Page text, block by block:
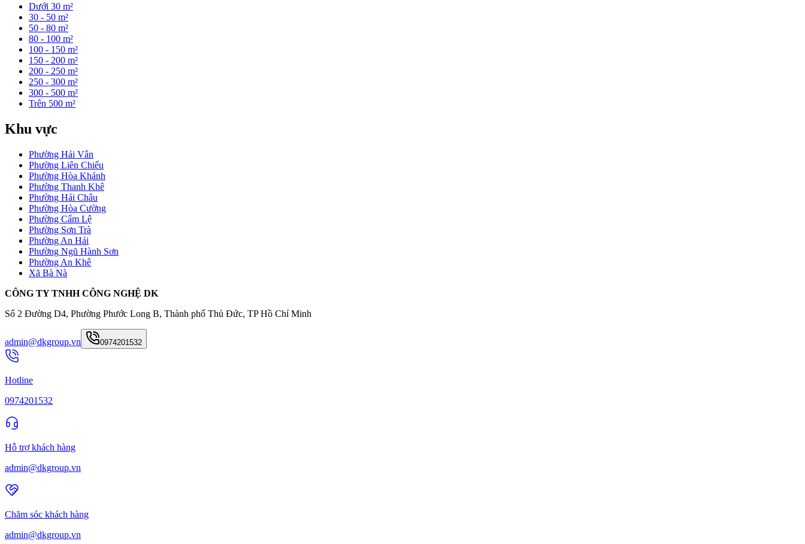
Dưới 30 m²
30 - 50 m²
50 - 80 m²
80 - 100 m²
100 - 150 m²
150 - 200 m²
200 - 250 m²
250 - 300 m²
300 - 500 m²
Trên 500 m²
Khu vực
Phường Hải Vân
Phường Liên Chiểu
Phường Hòa Khánh
Phường Thanh Khê
Phường Hải Châu
Phường Hòa Cường
Phường Cẩm Lệ
Phường Sơn Trà
Phường An Hải
Phường Ngũ Hành Sơn
Phường An Khê
Xã Bà Nà
CÔNG TY TNHH CÔNG NGHỆ DK
Số 2 Đường D4, Phường Phước Long B, Thành phố Thủ Đức, TP Hồ Chí Minh
admin@dkgroup.vn 0974201532
Hotline
0974201532
Hỗ trợ khách hàng
admin@dkgroup.vn
Chăm sóc khách hàng
admin@dkgroup.vn